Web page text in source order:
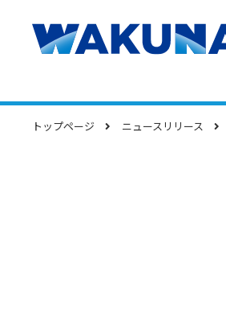
トップページ ニュースリリース